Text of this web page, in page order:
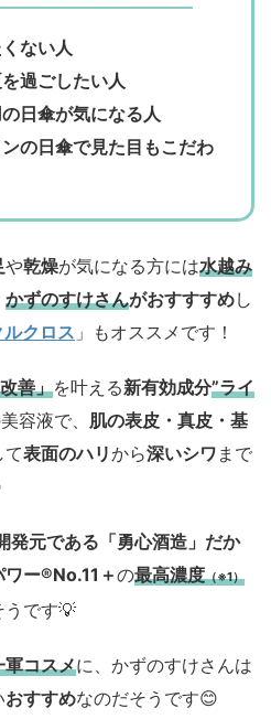
ない人
過ごしたい人
日傘が気になる人
の日傘で見た目もこだわ
や乾燥が気になる方には水越み
かずのすけさんがおすすすめし
クロス 」もオススメです！
善」を叶える新有効成分”ライ
容液で、 肌の表皮・真皮・基
て表面のハリから深いシワ まで
元である「勇心酒造」 だか
ワー®No.11＋の最高濃度（※1）
うです💡
軍コスメに、かずのすけさんは
おすすめなのだそうです😊